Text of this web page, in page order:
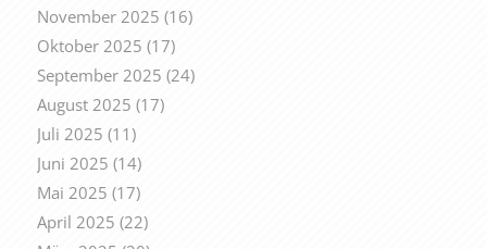
November 2025 (16)
Oktober 2025 (17)
September 2025 (24)
August 2025 (17)
Juli 2025 (11)
Juni 2025 (14)
Mai 2025 (17)
April 2025 (22)